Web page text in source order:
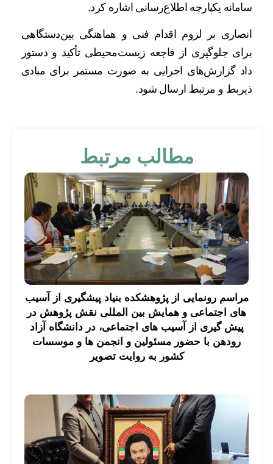
سامانه یکپارچه اطلاع‌رسانی اشاره کرد.
انصاری بر لزوم اقدام فنی و هماهنگی بین‌دستگاهی
برای جلوگیری از فاجعه زیست‌محیطی تأکید و دستور
داد گزارش‌های اجرایی به صورت مستمر برای مبادی
ذیربط و مرتبط ارسال شود.
مطالب مرتبط
مراسم رونمایی از پژوهشکده بنیاد پیشگیری از آسیب
های اجتماعی و همایش بین المللی نقش پژوهش در
پیش گیری از آسیب های اجتماعی، در دانشگاه آزاد
رودهن با حضور مسئولین و انجمن ها و موسسات
کشور به روایت تصویر